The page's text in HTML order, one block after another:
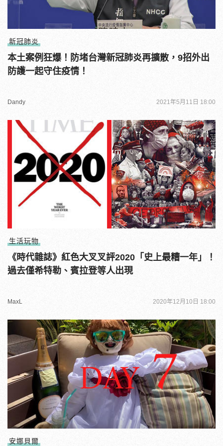
新冠肺炎
本土案例狂爆！防堵台灣新冠肺炎再擴散，9招外出
防護一起守住疫情！
Dandy 2021年5月11日 18:00
生活玩物
《時代雜誌》紅色大叉叉評2020「史上最糟一年」！
過去僅希特勒、賓拉登等人出現
MaxL 2020年12月10日 18:00
安娜貝爾